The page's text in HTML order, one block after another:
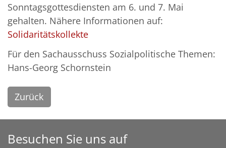
Sonntagsgottesdiensten am 6. und 7. Mai
gehalten. Nähere Informationen auf:
Solidaritätskollekte
Für den Sachausschuss Sozialpolitische Themen:
Hans-Georg Schornstein
Zurück
Besuchen Sie uns auf